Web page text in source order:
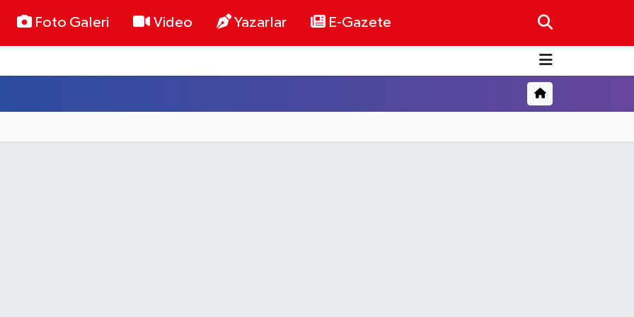
Foto Galeri Video Yazarlar E-Gazete